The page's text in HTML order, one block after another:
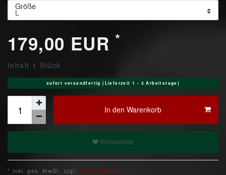
Größe
179,00 EUR*
Inhalt 1 Stück
sofort versandfertig (Lieferzeit 1 - 3 Arbeitstage)
In den Warenkorb
Wunschliste
* inkl. ges. MwSt. zzgl. Versandkosten